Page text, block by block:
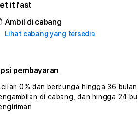
P200M
#3
TradiTours
Jasa
Paket
Wisata
Tunisia
Profesional
TradiTours
Jasa
Wisata
Tunisia
it fast
Ambil di cabang
Lihat cabang yang tersedia
pembayaran
0% dan berbunga hingga 36
di cabang, dan hingga 24